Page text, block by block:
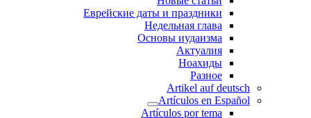
Еврейские даты и праздники
Недельная глава
Основы иудаизма
Актуалия
Ноахиды
Разное
Artikel auf deutsch
Artículos en Español
Artículos por tema